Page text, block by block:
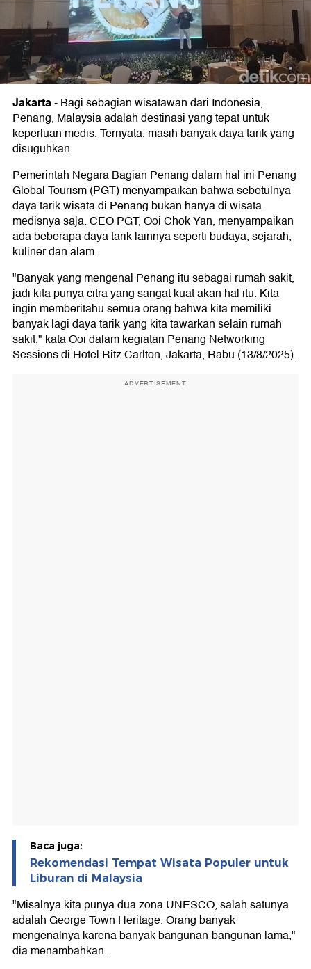
Jakarta-Bagi sebagian wisatawan dari Indonesia,
Penang, Malaysia adalah destinasi yang tepat untuk
keperluan medis. Ternyata, masih banyak daya tarik yang
disuguhkan.
Pemerintah Negara Bagian Penang dalam hal ini Penang
Global Tourism (PGT) menyampaikan bahwa sebetulnya
daya tarik wisata di Penang bukan hanya di wisata
medisnya saja. CEO PGT, Ooi Chok Yan, menyampaikan
ada beberapa daya tarik lainnya seperti budaya, sejarah,
kuliner dan alam.
"Banyak yang mengenal Penang itu sebagai rumah sakit,
jadi kita punya citra yang sangat kuat akan hal itu. Kita
ingin memberitahu semua orang bahwa kita memiliki
banyak lagi daya tarik yang kita tawarkan selain rumah
sakit," kata Ooi dalam kegiatan Penang Networking
Sessions di Hotel Ritz Carlton, Jakarta, Rabu (13/8/2025).
ADVERTISEMENT
Baca juga:
Rekomendasi Tempat Wisata Populer untuk
Liburan di Malaysia
"Misalnya kita punya dua zona UNESCO, salah satunya
adalah George Town Heritage. Orang banyak
mengenalnya karena banyak bangunan-bangunan lama,"
dia menambahkan.